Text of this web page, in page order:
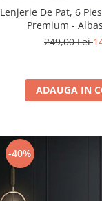
Lenjerie De Pat, 6
Premium -
249,00 Lei
ADAUGA IN
-40%